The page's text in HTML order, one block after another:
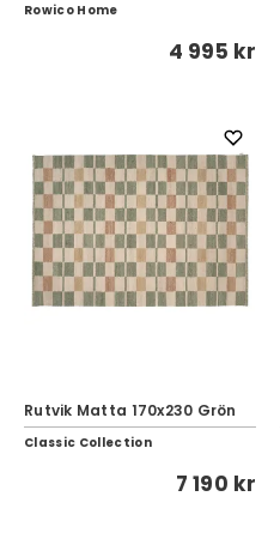
Rowico Home
4 995 kr
Rutvik Matta 170x230 Grön
Classic Collection
7 190 kr